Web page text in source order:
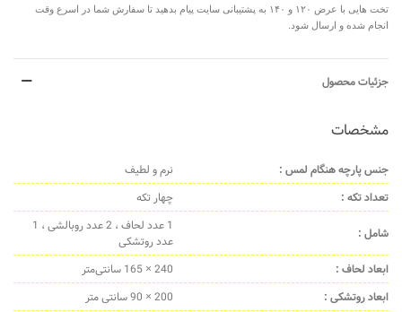
تخت هایی با عرض ۱۲۰ و ۱۴۰ به پشتیبانی سایت پیام بدهید تا سفارش شما در اسرع وقت
انجام شده و ارسال شود
جزئیات محصول
مشخصات
جنس پارچه هنگام لمس :
نرم و لطیف
تعداد تکه :
چهار تکه
شامل :
1 عدد لحاف ، 2 عدد روبالشی ، 1
عدد روتشکی
ابعاد لحاف :
240 × 165 سانتی‌متر
ابعاد روتشکی :
200 × 90 سانتی متر